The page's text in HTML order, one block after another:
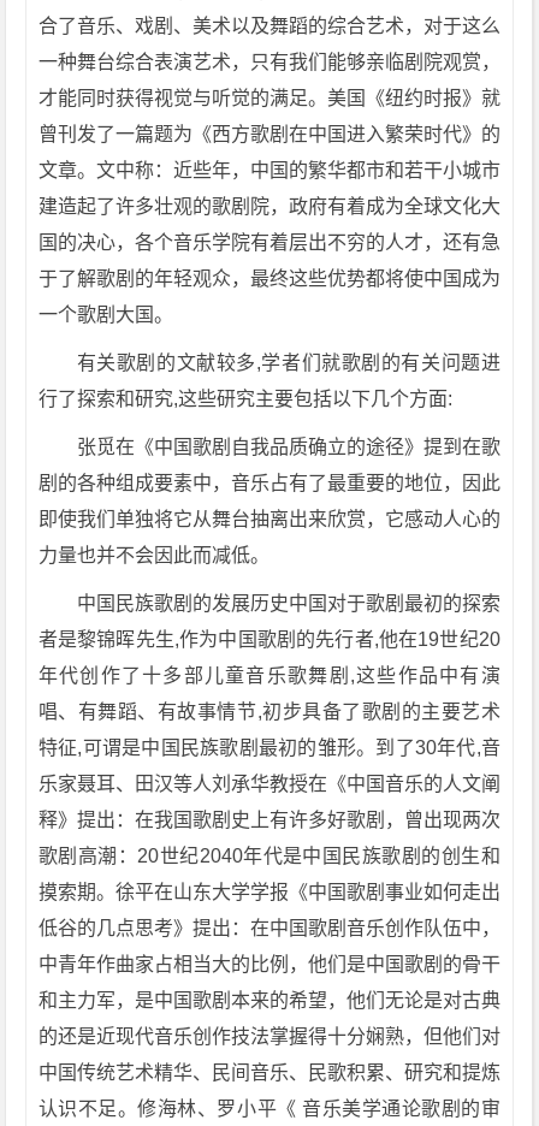
合了音乐、戏剧、美术以及舞蹈的综合艺术，对于这么
一种舞台综合表演艺术，只有我们能够亲临剧院观赏，
才能同时获得视觉与听觉的满足。美国《纽约时报》就
曾刊发了一篇题为《西方歌剧在中国进入繁荣时代》的
文章。文中称：近些年，中国的繁华都市和若干小城市
建造起了许多壮观的歌剧院，政府有着成为全球文化大
国的决心，各个音乐学院有着层出不穷的人才，还有急
于了解歌剧的年轻观众，最终这些优势都将使中国成为
一个歌剧大国。
有关歌剧的文献较多,学者们就歌剧的有关问题进
行了探索和研究,这些研究主要包括以下几个方面:
张觅在《中国歌剧自我品质确立的途径》提到在歌
剧的各种组成要素中，音乐占有了最重要的地位，因此
即使我们单独将它从舞台抽离出来欣赏，它感动人心的
力量也并不会因此而减低。
中国民族歌剧的发展历史中国对于歌剧最初的探索
者是黎锦晖先生,作为中国歌剧的先行者,他在19世纪20
年代创作了十多部儿童音乐歌舞剧,这些作品中有演
唱、有舞蹈、有故事情节,初步具备了歌剧的主要艺术
特征,可谓是中国民族歌剧最初的雏形。到了30年代,音
乐家聂耳、田汉等人刘承华教授在《中国音乐的人文阐
释》提出：在我国歌剧史上有许多好歌剧，曾出现两次
歌剧高潮：20世纪2040年代是中国民族歌剧的创生和
摸索期。徐平在山东大学学报《中国歌剧事业如何走出
低谷的几点思考》提出：在中国歌剧音乐创作队伍中，
中青年作曲家占相当大的比例，他们是中国歌剧的骨干
和主力军，是中国歌剧本来的希望，他们无论是对古典
的还是近现代音乐创作技法掌握得十分娴熟，但他们对
中国传统艺术精华、民间音乐、民歌积累、研究和提炼
认识不足。修海林、罗小平《 音乐美学通论歌剧的审